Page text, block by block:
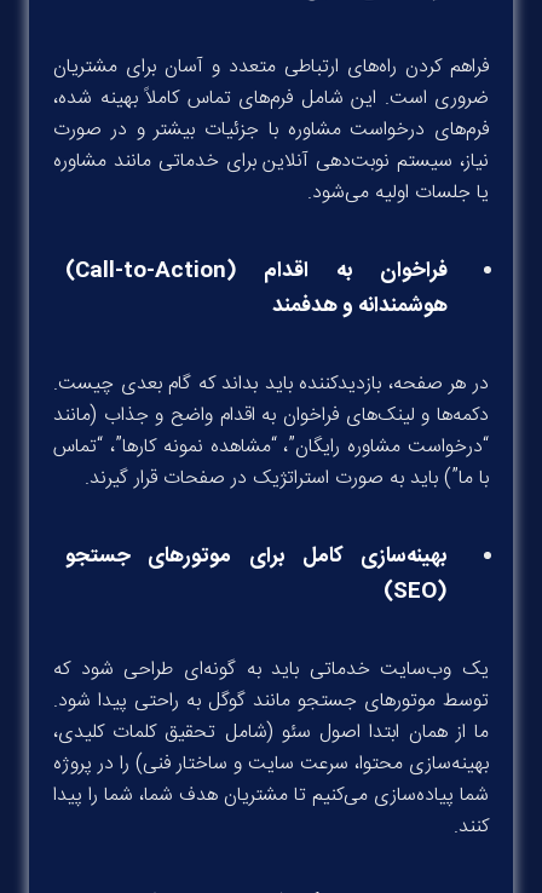
فراهم کردن راه‌های ارتباطی متعدد و آسان برای مشتریان
ضروری است. این شامل فرم‌های تماس کاملاً بهینه شده،
فرم‌های درخواست مشاوره با جزئیات بیشتر و در صورت
نیاز، سیستم نوبت‌دهی آنلاین برای خدماتی مانند مشاوره
یا جلسات اولیه می‌شود.
فراخوان به اقدام (Call-to-Action)
هوشمندانه و هدفمند
در هر صفحه، بازدیدکننده باید بداند که گام بعدی چیست.
دکمه‌ها و لینک‌های فراخوان به اقدام واضح و جذاب (مانند
“درخواست مشاوره رایگان”، “مشاهده نمونه کارها”، “تماس
با ما”) باید به صورت استراتژیک در صفحات قرار گیرند.
بهینه‌سازی کامل برای موتورهای جستجو
(SEO)
یک وب‌سایت خدماتی باید به گونه‌ای طراحی شود که
توسط موتورهای جستجو مانند گوگل به راحتی پیدا شود.
ما از همان ابتدا اصول سئو (شامل تحقیق کلمات کلیدی،
بهینه‌سازی محتوا، سرعت سایت و ساختار فنی) را در پروژه
شما پیاده‌سازی می‌کنیم تا مشتریان هدف شما، شما را پیدا
کنند.